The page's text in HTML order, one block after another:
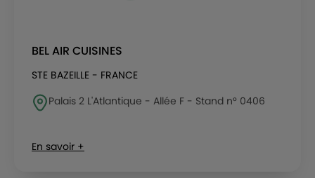
BEL AIR CUISINES
STE BAZEILLE - FRANCE
Palais 2 L'Atlantique - Allée F - Stand n° 0406
En savoir +